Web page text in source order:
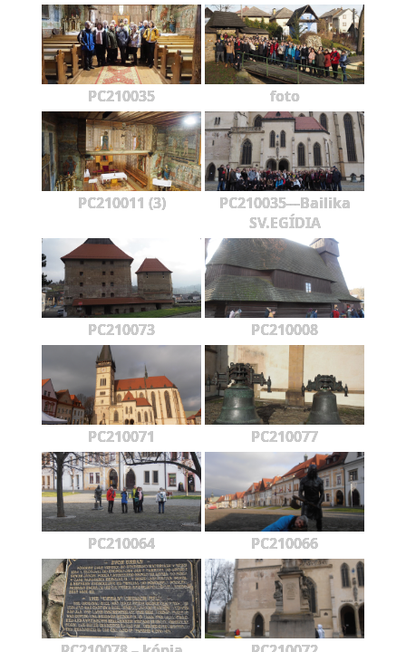
PC210035 foto
PC210011 (3)
PC210035---Bailika
SV.EGÍDIA
PC210073 PC210008
PC210071 PC210077
PC210064 PC210066